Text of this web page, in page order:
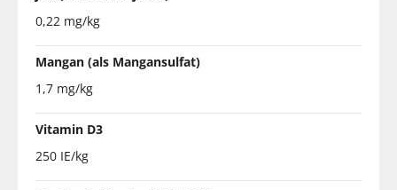
0,22 mg/kg
Mangan (als Mangansulfat)
1,7 mg/kg
Vitamin D3
250 IE/kg